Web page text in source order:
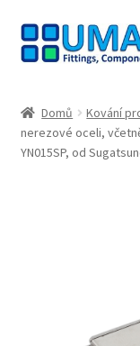
Přeskočit
na
Přejít
k
Kontakt
Domů Kování
nerezové oceli,
YN015SP, od